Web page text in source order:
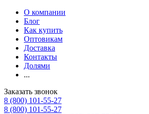
О компании
Блог
Как купить
Оптовикам
Доставка
Контакты
Долями
...
Заказать звонок
8 (800) 101-55-27
8 (800) 101-55-27